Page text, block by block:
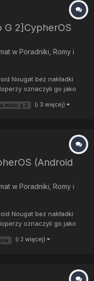
2]CypherOS
w Poradniki, Romy i
Nougat bez nakładki
oznaczyli go jako
przeze mnie
moto g 2 (i 3 więcej)
(Android
w Poradniki, Romy i
Nougat bez nakładki
oznaczyli go jako
przeze mnie
(i 2 więcej)